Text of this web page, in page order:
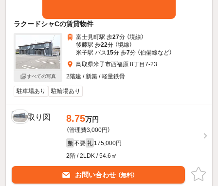
ラクードシャCの賃貸物件
すべての写真
富士見町駅 歩27分 （境線）
後藤駅 歩22分 （境線）
米子駅 バス15分 歩7分 （伯備線など）
鳥取県米子市西福原 8丁目7-23
2階建 / 新築 / 軽量鉄骨
駐車場あり 駐輪場あり
8.75万円
（管理費3,000円）
敷 不要 礼 175,000円
2階 / 2LDK / 54.6㎡
お問い合わせ （無料）